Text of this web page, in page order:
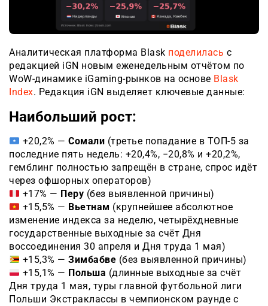
Аналитическая платформа Blask поделилась с
редакцией iGN новым еженедельным отчётом по
WoW-динамике iGaming-рынков на основе Blask
Index. Редакция iGN выделяет ключевые данные:
Наибольший рост:
+20,2% —Сомали (третье попадание в ТОП-5 за
последние пять недель: +20,4%, −20,8% и +20,2%,
гемблинг полностью запрещён в стране, спрос идёт
через офшорных операторов)
+17% — Перу (без выявленной причины)
+15,5% — Вьетнам (крупнейшее абсолютное
изменение индекса за неделю, четырёхдневные
государственные выходные за счёт Дня
воссоединения 30 апреля и Дня труда 1 мая)
+15,3% —Зимбабве (без выявленной причины)
+15,1% — Польша (длинные выходные за счёт
Дня труда 1 мая, туры главной футбольной лиги
Польши Экстраклассы в чемпионском раунде с